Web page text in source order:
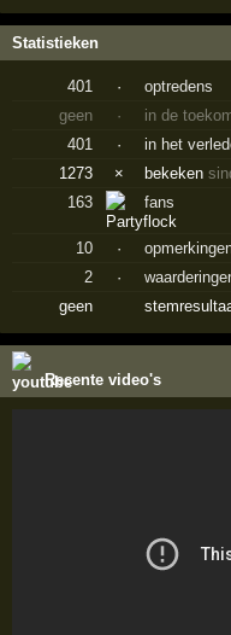
Statistieken
401 ·
optredens
geen
·
in de
401
·
in het
1273
× bekeken
163
fans
10 ·
2
·
geen
Recente video's